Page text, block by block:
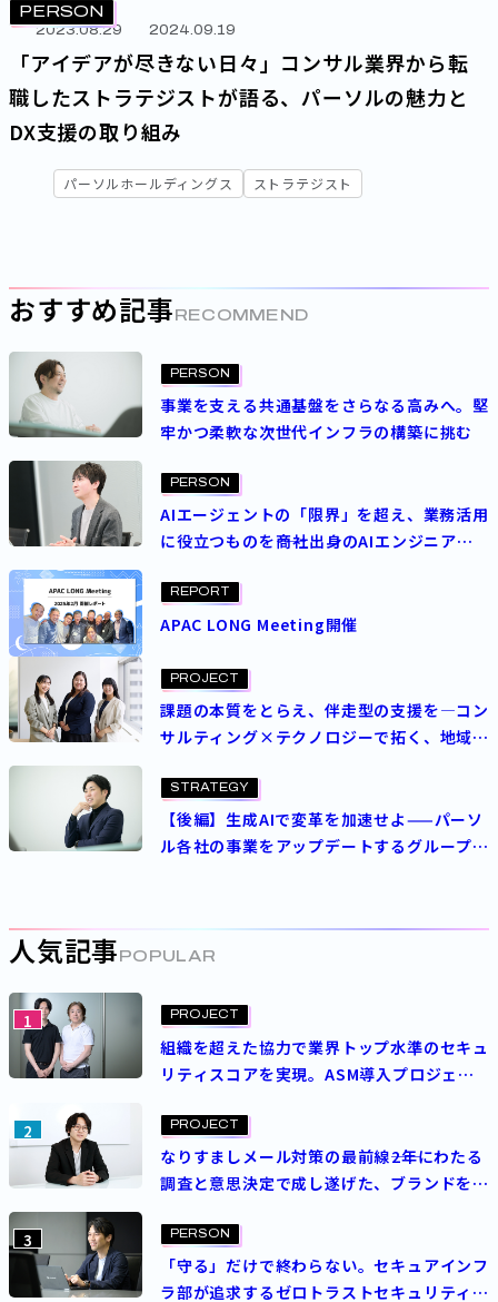
PERSON
2023.08.29 2024.09.19
「アイデアが尽きない日々」コンサル業界から転
職したストラテジストが語る、パーソルの魅力と
DX支援の取り組み
パーソルホールディングス ストラテジスト
おすすめ記事 RECOMMEND
PERSON
事業を支える共通基盤をさらなる高みへ。堅
牢かつ柔軟な次世代インフラの構築に挑む
PERSON
AIエージェントの「限界」を超え、業務活用
に役立つものを――商社出身のAIエンジニアが
REPORT
APAC LONG Meeting開催
PROJECT
課題の本質をとらえ、伴走型の支援を―コン
サルティング×テクノロジーで拓く、地域共
STRATEGY
【後編】生成AIで変革を加速せよ——パーソ
ル各社の事業をアップデートするグループ
人気記事 POPULAR
1 PROJECT
組織を超えた協力で業界トップ水準のセキュ
リティスコアを実現。ASM導入プロジェク
2 PROJECT
なりすましメール対策の最前線――2年にわたる
調査と意思決定で成し遂げた、ブランドを守
3 PERSON
「守る」だけで終わらない。セキュアインフ
ラ部が追求するゼロトラストセキュリティの